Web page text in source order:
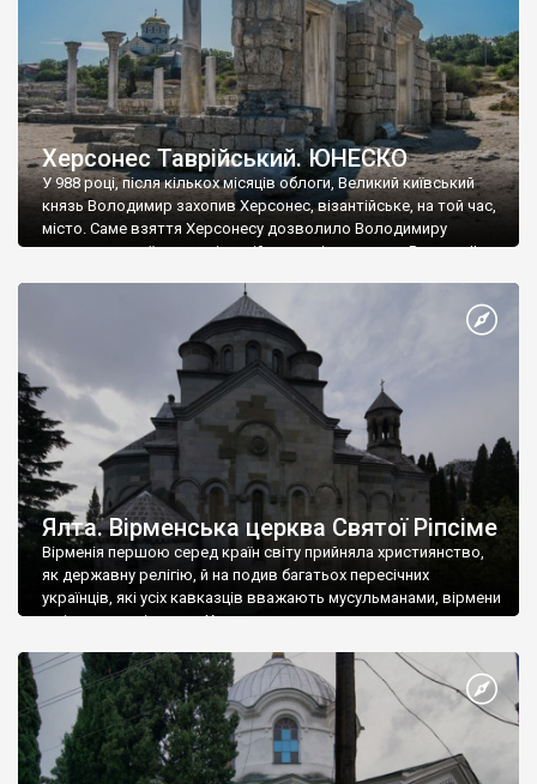
Херсонес Таврійський. ЮНЕСКО
У 988 році, після кількох місяців облоги, Великий київський
князь Володимир захопив Херсонес, візантійське, на той час,
місто. Саме взяття Херсонесу дозволило Володимиру
диктувати свої умови візантійському імператору Василю ІІ, та
Херсонесі Володимир-язичник, став Василем-християнином.
А потім було Хрещення Русі. На честь Херсонесу Таврійського
Ялта. Вірменська церква Святої Ріпсіме
Вірменія першою серед країн світу прийняла християнство,
як державну релігію, й на подив багатьох пересічних
українців, які усіх кавказців вважають мусульманами, вірмени
є відданими вірянами Христа